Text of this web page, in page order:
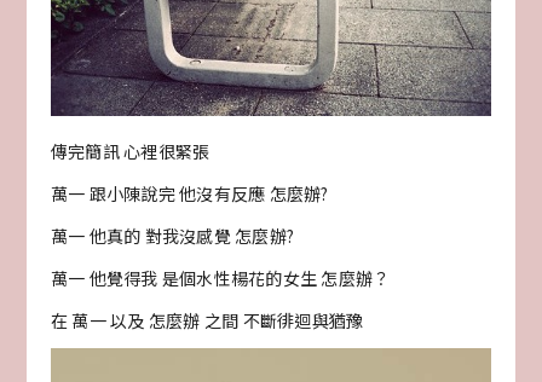
傳完簡訊 心裡很緊張
萬一 跟小陳說完 他沒有反應 怎麼辦?
萬一 他真的 對我沒感覺 怎麼辦?
萬一 他覺得我 是個水性楊花的女生 怎麼辦？
在 萬一 以及 怎麼辦 之間 不斷徘迴與猶豫